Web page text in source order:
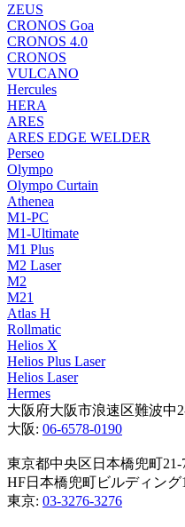
ZEUS
CRONOS Goa
CRONOS 4.0
CRONOS
VULCANO
Hercules
HERA
ARES
ARES EDGE WELDER
Perseo
Olympo
Olympo Curtain
Athenea
M1-PC
M1-Ultimate
M1 Plus
M2 Laser
M2
M21
Atlas H
Rollmatic
Helios X
Helios Plus Laser
Helios Laser
Hermes
大阪府大阪市浪速区難波中
大阪: 06-6578-0190
東京都中央区日本橋兜町21-
HF日本橋兜町ビルディング
東京: 03-3276-3276